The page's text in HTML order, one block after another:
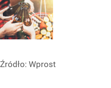
Źródło: Wprost